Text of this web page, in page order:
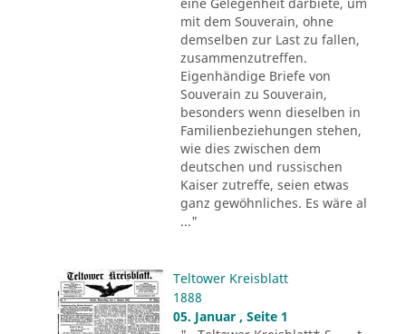
mit dem Souverain, ohne
demselben zur Last zu fallen,
zusammenzutreffen.
Eigenhändige Briefe von
Souverain zu Souverain,
besonders wenn dieselben in
Familienbeziehungen stehen,
wie dies zwischen dem
deutschen und russischen
Kaiser zutreffe, seien etwas
ganz gewöhnliches. Es wäre al
..."
Teltower Kreisblatt
1888
05. Januar , Seite 1